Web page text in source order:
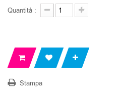
Quantità :
Stampa